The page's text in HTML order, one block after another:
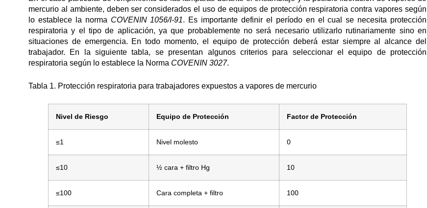
mercurio al ambiente, deben ser considerados el uso de equipos de protección respiratoria contra vapores según
lo establece la norma COVENIN 1056/I-91. Es importante definir el período en el cual se necesita protección
respiratoria y el tipo de aplicación, ya que probablemente no será necesario utilizarlo rutinariamente sino en
situaciones de emergencia. En todo momento, el equipo de protección deberá estar siempre al alcance del
trabajador. En la siguiente tabla, se presentan algunos criterios para seleccionar el equipo de protección
respiratoria según lo establece la Norma COVENIN 3027.
Tabla 1. Protección respiratoria para trabajadores expuestos a vapores de mercurio
Nivel de Riesgo Equipo de Protección Factor de Protección
≤1 Nivel molesto 0
≤10 ½ cara + filtro Hg 10
≤100 Cara completa + filtro 100